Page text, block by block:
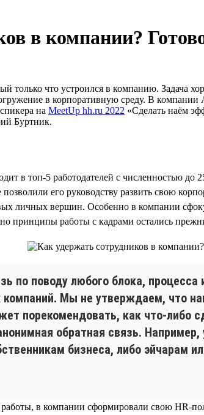
в компании?
только что устроился в компанию. Задача
в корпоративную среду. В
на MeetUp hh.ru 2022 «Сделать наём
Буртник.
в топ-5 работодателей с численностью
его руководству развить свою
личных вершин. Особенно в компании
принципы работы с кадрами остались
по поводу любого блока,
компаний. Мы не утверждаем, что
порекомендовать, как что-либо
обратная связь.
бизнеса, либо эйчарам
в компании сформировали свою HR-